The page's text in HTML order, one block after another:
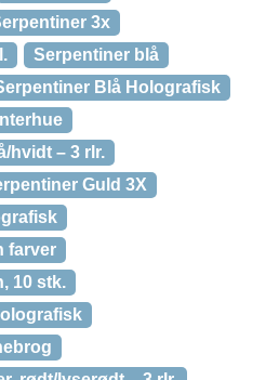
3x
Serpentiner blå
Blå Holografisk
hvidt – 3 rlr.
Guld 3X
farver
10 stk.